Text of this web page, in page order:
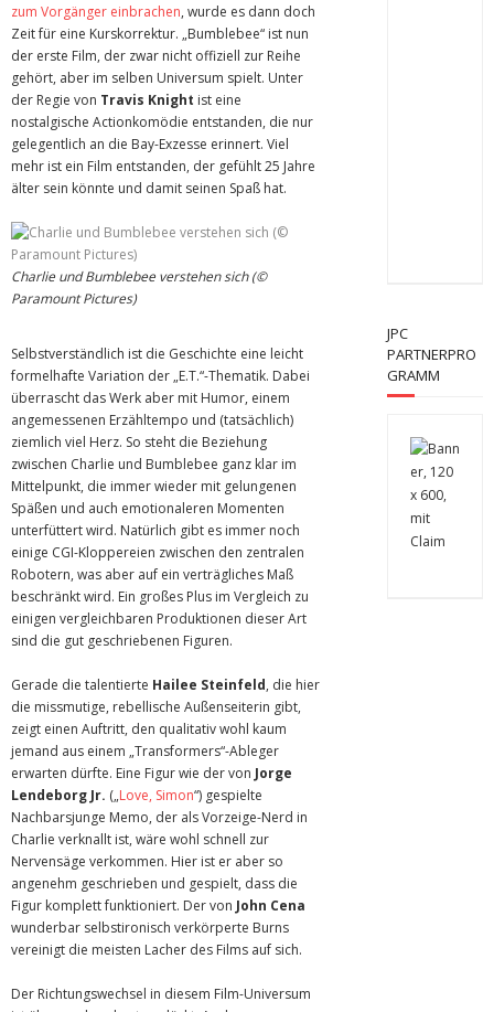
zum Vorgänger einbrachen, wurde es dann doch
Zeit für eine Kurskorrektur. „Bumblebee“ ist nun
der erste Film, der zwar nicht offiziell zur Reihe
gehört, aber im selben Universum spielt. Unter
der Regie von Travis Knight ist eine
nostalgische Actionkomödie entstanden, die nur
gelegentlich an die Bay-Exzesse erinnert. Viel
mehr ist ein Film entstanden, der gefühlt 25 Jahre
älter sein könnte und damit seinen Spaß hat.
Charlie und Bumblebee verstehen sich (©
Paramount Pictures)
Selbstverständlich ist die Geschichte eine leicht
formelhafte Variation der „E.T.“-Thematik. Dabei
überrascht das Werk aber mit Humor, einem
angemessenen Erzähltempo und (tatsächlich)
ziemlich viel Herz. So steht die Beziehung
zwischen Charlie und Bumblebee ganz klar im
Mittelpunkt, die immer wieder mit gelungenen
Späßen und auch emotionaleren Momenten
unterfüttert wird. Natürlich gibt es immer noch
einige CGI-Kloppereien zwischen den zentralen
Robotern, was aber auf ein verträgliches Maß
beschränkt wird. Ein großes Plus im Vergleich zu
einigen vergleichbaren Produktionen dieser Art
sind die gut geschriebenen Figuren.
Gerade die talentierte Hailee Steinfeld, die hier
die missmutige, rebellische Außenseiterin gibt,
zeigt einen Auftritt, den qualitativ wohl kaum
jemand aus einem „Transformers“-Ableger
erwarten dürfte. Eine Figur wie der von Jorge
Lendeborg Jr. („Love, Simon“) gespielte
Nachbarsjunge Memo, der als Vorzeige-Nerd in
Charlie verknallt ist, wäre wohl schnell zur
Nervensäge verkommen. Hier ist er aber so
angenehm geschrieben und gespielt, dass die
Figur komplett funktioniert. Der von John Cena
wunderbar selbstironisch verkörperte Burns
vereinigt die meisten Lacher des Films auf sich.
Der Richtungswechsel in diesem Film-Universum
JPC
PARTNERPRO
GRAMM